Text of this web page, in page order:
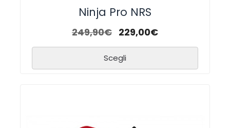
Ninja Pro NRS
249,90€ 229,00€
Scegli